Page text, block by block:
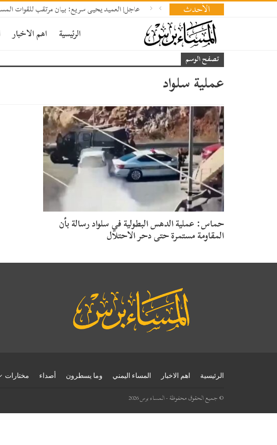
الأحدث عاجل| العميد يحيى سريع: بيان مرتقب للقوات
الرئيسية اهم الاخبار
تصفح الوسم
عملية سلواد
حماس: عملية الدهس البطولية في سلواد رسالة بأن
المقاومة مستمرة حتى دحر الاحتلال
الرئيسية اهم الاخبار المساء اليمني وما يسطرون أصداء مختارات
© جميع الحقوق محفوظة - المساء برس 2026